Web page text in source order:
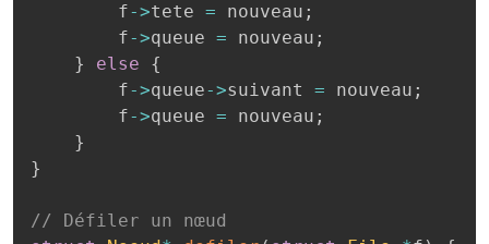
        f
->tete = nouveau ;
        f
->queue = nouveau ;
}
else
{
        f
->queue->suivant = nouveau ;
        f
->queue = nouveau ;
}
}
// Défiler un nœud